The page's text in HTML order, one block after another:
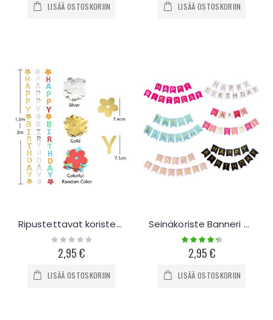
LISÄÄ OSTOSKORIIN LISÄÄ OSTOSKORIIN
Ripustettavat koristeet, Happy Birthday
Rating:
0%2,95 €
LISÄÄ OSTOSKORIIN
Seinäkoriste Banneri Happy Birthday
Rating:
90%
2,95 €
LISÄÄ OSTOSKORIIN